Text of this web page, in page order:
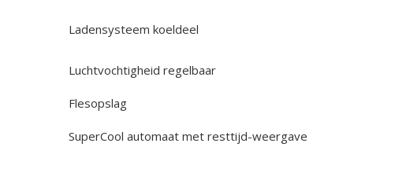
Ladensysteem koeldeel
Luchtvochtigheid regelbaar
Flesopslag
SuperCool automaat met resttijd-weergave